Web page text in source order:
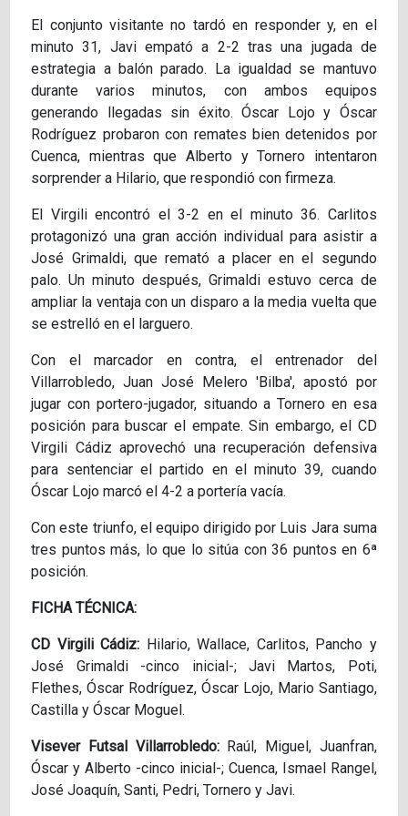
El conjunto visitante no tardó en responder y, en el
minuto 31, Javi empató a 2-2 tras una jugada de
estrategia a balón parado. La igualdad se mantuvo
durante varios minutos, con ambos equipos
generando llegadas sin éxito. Óscar Lojo y Óscar
Rodríguez probaron con remates bien detenidos por
Cuenca, mientras que Alberto y Tornero intentaron
sorprender a Hilario, que respondió con firmeza.
El Virgili encontró el 3-2 en el minuto 36. Carlitos
protagonizó una gran acción individual para asistir a
José Grimaldi, que remató a placer en el segundo
palo. Un minuto después, Grimaldi estuvo cerca de
ampliar la ventaja con un disparo a la media vuelta que
se estrelló en el larguero.
Con el marcador en contra, el entrenador del
Villarrobledo, Juan José Melero 'Bilba', apostó por
jugar con portero-jugador, situando a Tornero en esa
posición para buscar el empate. Sin embargo, el CD
Virgili Cádiz aprovechó una recuperación defensiva
para sentenciar el partido en el minuto 39, cuando
Óscar Lojo marcó el 4-2 a portería vacía.
Con este triunfo, el equipo dirigido por Luis Jara suma
tres puntos más, lo que lo sitúa con 36 puntos en 6ª
posición.
FICHA TÉCNICA:
CD Virgili Cádiz: Hilario, Wallace, Carlitos, Pancho y
José Grimaldi -cinco inicial-; Javi Martos, Poti,
Flethes, Óscar Rodríguez, Óscar Lojo, Mario Santiago,
Castilla y Óscar Moguel.
Visever Futsal Villarrobledo:Raúl, Miguel, Juanfran,
Óscar y Alberto -cinco inicial-; Cuenca, Ismael Rangel,
José Joaquín, Santi, Pedri, Tornero y Javi.